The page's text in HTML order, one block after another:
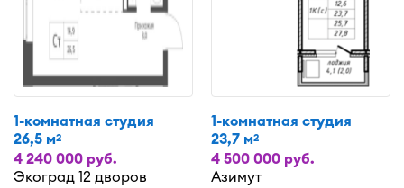
1-комнатная студия
26,5 м2
4 240 000 руб.
Экоград 12 дворов
1-комнатная студия
23,7 м2
4 500 000 руб.
Азимут